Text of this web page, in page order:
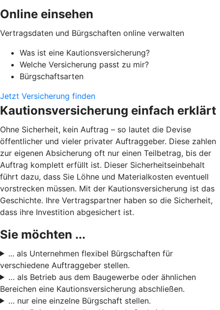
Online einsehen
Vertragsdaten und Bürgschaften online verwalten
Was ist eine Kautionsversicherung?
Welche Versicherung passt zu mir?
Bürgschaftsarten
Jetzt Versicherung finden
Kautionsversicherung einfach erklärt
Ohne Sicherheit, kein Auftrag – so lautet die Devise
öffentlicher und vieler privater Auftraggeber. Diese zahlen
zur eigenen Absicherung oft nur einen Teilbetrag, bis der
Auftrag komplett erfüllt ist. Dieser Sicherheitseinbehalt
führt dazu, dass Sie Löhne und Materialkosten eventuell
vorstrecken müssen. Mit der Kautionsversicherung ist das
Geschichte. Ihre Vertragspartner haben so die Sicherheit,
dass ihre Investition abgesichert ist.
Sie möchten ...
... als Unternehmen flexibel Bürgschaften für
verschiedene Auftraggeber stellen.
… als Betrieb aus dem Baugewerbe oder ähnlichen
Bereichen eine Kautionsversicherung abschließen.
… nur eine einzelne Bürgschaft stellen.